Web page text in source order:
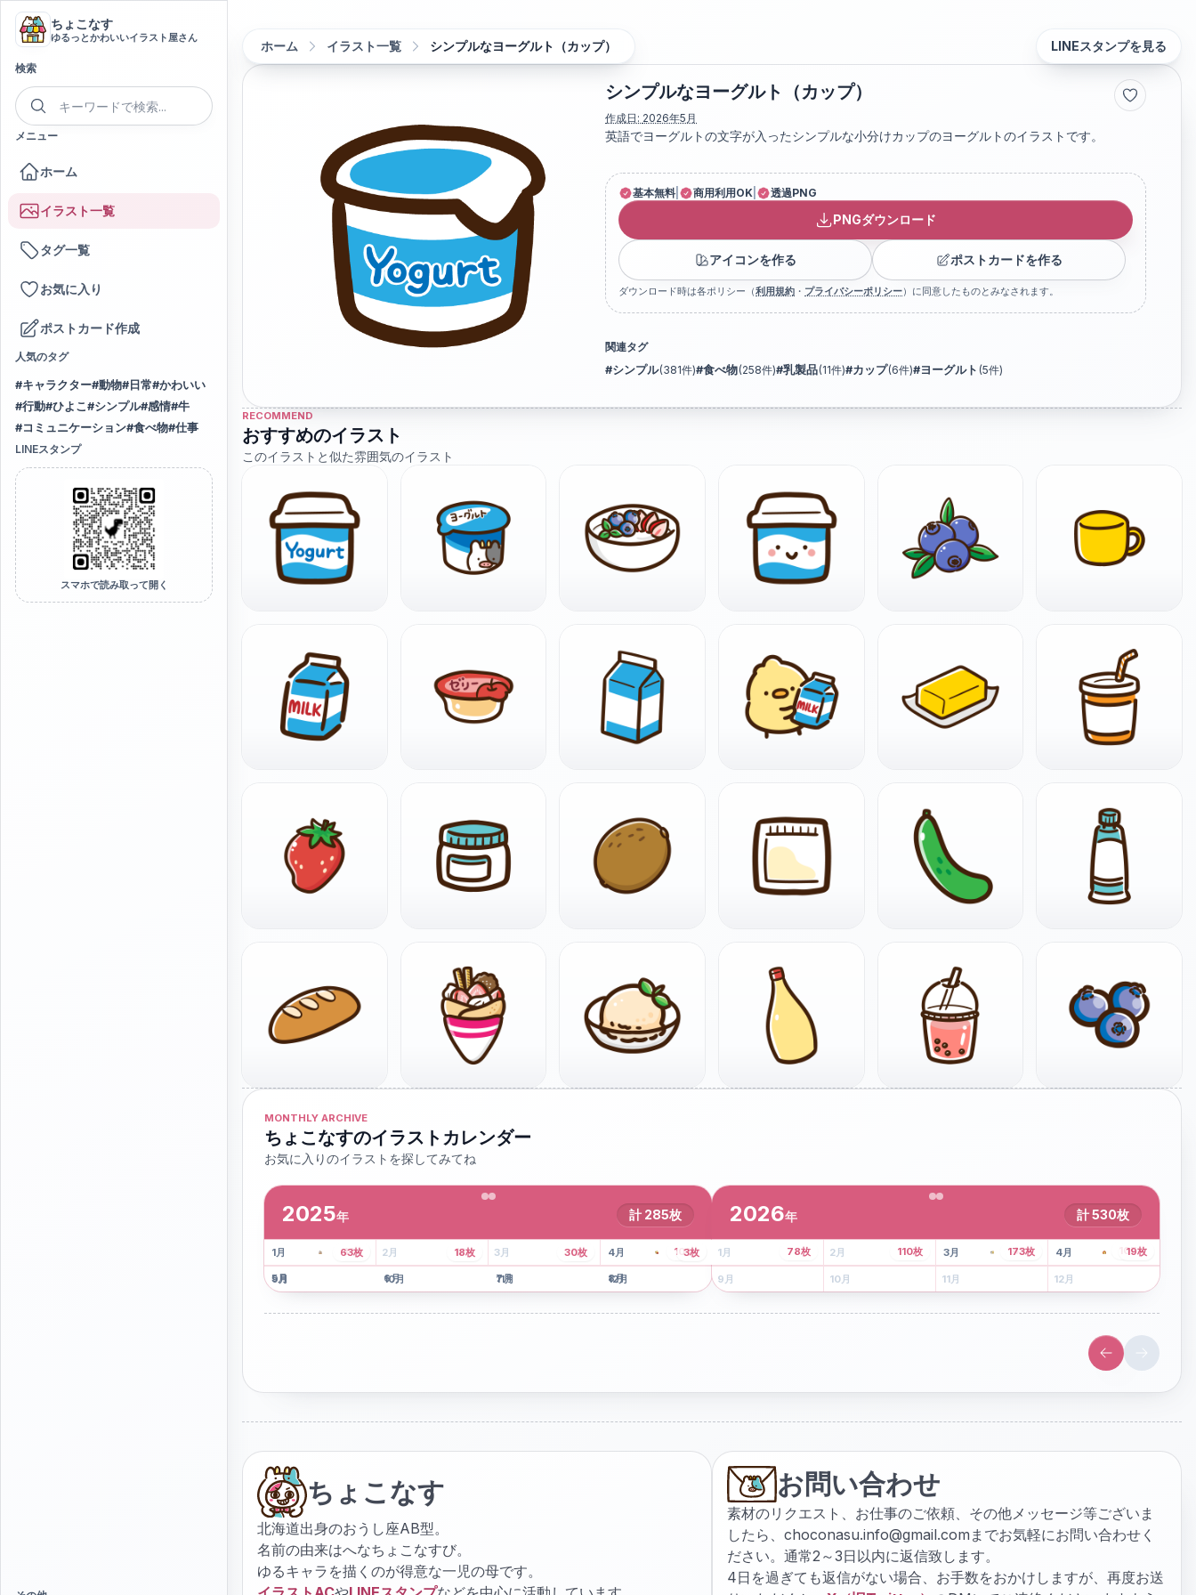
ちょこなす
ゆるっとかわいいイラスト屋さん
検索
メニュー
ホーム
イラスト一覧
タグ一覧
お気に入り
ポストカード作成
人気のタグ
#キャラクター#動物# 日常#かわいい
#行動#ひよこ#シンプル#感情#牛
#コミュニケーション#食べ物#仕事
LINEスタンプ
スマホで読み取って開く
ホーム イラスト一覧 シンプルなヨーグルト（カップ） LINEスタンプを見る
シンプルなヨーグルト（カップ）
作成日: 2026年5月
英語でヨーグルトの文字が入ったシンプルな小分けカップのヨーグルトのイラストです。
基本無料 商用利用OK 透過PNG
PNGダウンロード
アイコンを作る ポストカードを作る
ダウンロード時は各ポリシー（利用規約 ・ プライバシーポリシー）に同意したものとみなされます。
関連タグ
#シンプル(381件)#食べ物(258件)#乳製品(11件)#カップ(6件)#ヨーグルト (5件)
RECOMMEND
おすすめのイラスト
このイラストと似た雰囲気のイラスト
MONTHLY ARCHIVE
ちょこなすのイラストカレンダー
お気に入りのイラストを探してみてね
2025年 計 285枚
1月 2枚 2月 3月 4月 8枚
5月
41枚
6月
13枚
7月
6枚
8月
101枚
9月
63枚
10月
18枚
11月
30枚
12月
3枚
2026年 計530枚
1月 2月 3月 43枚 4月 107枚
5 月
78枚
6月
110枚
7 月
173枚
8月
19枚
9 月 10月 11月 12月
ちょこなす
北海道出身のおうし座AB型。
名前の由来はへなちょこなすび。
ゆるキャラを描くのが得意な一児の母です。
お問い合わせ
素材のリクエスト、お仕事のご依頼、その他メッセージ等ございま
したら、 choconasu.info@gmail.com までお気軽にお問い合わせく
ださい。通常2～3日以内に返信致します。
4日を過ぎても返信がない場合、お手数をおかけしますが、再度お送